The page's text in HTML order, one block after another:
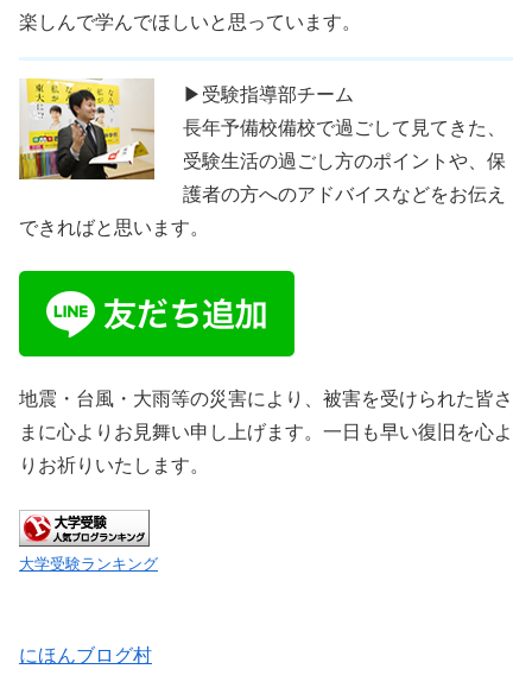
楽しんで学んでほしいと思っています。
▶受験指導部チーム
長年予備校備校で過ごして見てきた、
受験生活の過ごし方のポイントや、保
護者の方へのアドバイスなどをお伝え
できればと思います。
地震・台風・大雨等の災害により、被害を受けられた皆さ
まに心よりお見舞い申し上げます。一日も早い復旧を心よ
りお祈りいたします。
大学受験ランキング
にほんブログ村